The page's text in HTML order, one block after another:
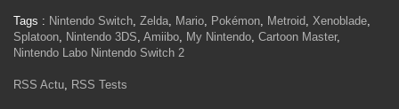
Tags : Nintendo Switch, Zelda, Mario, Pokémon, Metroid, Xenoblade,
Splatoon, Nintendo 3DS, Amiibo, My Nintendo, Cartoon Master,
Nintendo Labo Nintendo Switch 2
RSS Actu, RSS Tests